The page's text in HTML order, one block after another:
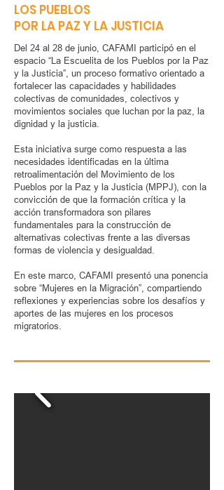
LOS PUEBLOS
POR LA PAZ Y LA JUSTICIA
Del 24 al 28 de junio, CAFAMI participó en el
espacio “La Escuelita de los Pueblos por la Paz
y la Justicia”, un proceso formativo orientado a
fortalecer las capacidades y habilidades
colectivas de comunidades, colectivos y
movimientos sociales que luchan por la paz, la
dignidad y la justicia.
Esta iniciativa surge como respuesta a las
necesidades identificadas en la última
retroalimentación del Movimiento de los
Pueblos por la Paz y la Justicia (MPPJ), con la
convicción de que la formación crítica y la
acción transformadora son pilares
fundamentales para la construcción de
alternativas colectivas frente a las diversas
formas de violencia y desigualdad.
En este marco, CAFAMI presentó una ponencia
sobre “Mujeres en la Migración”, compartiendo
reflexiones y experiencias sobre los desafíos y
aportes de las mujeres en los procesos
migratorios.